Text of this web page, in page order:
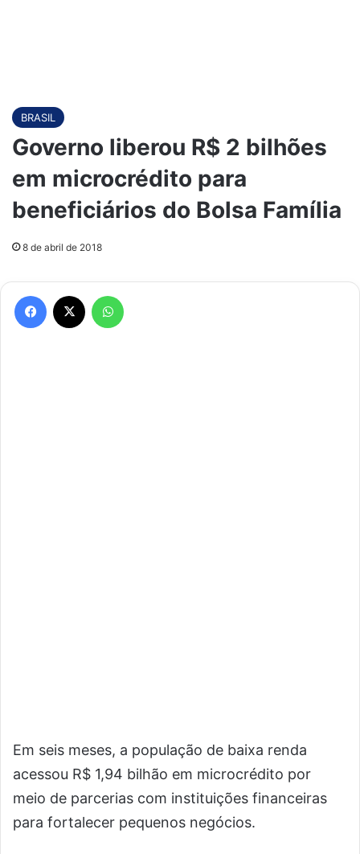
BRASIL
Governo liberou R$ 2 bilhões
em microcrédito para
beneficiários do Bolsa Família
8 de abril de 2018
Em seis meses, a população de baixa renda
acessou R$ 1,94 bilhão em microcrédito por
meio de parcerias com instituições financeiras
para fortalecer pequenos negócios.